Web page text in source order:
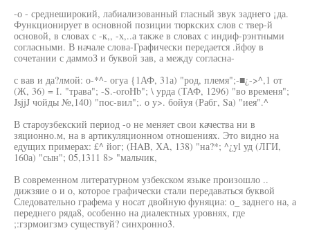
-о - среднеширокий, лабиализованный гласный звук заднего ¡да.
Функционирует в основной позиции тюркских слов с твер-й
основой, в словах с -к,, -х,..а также в словах с индиф-рэнтными
согласными. В начале слова-Графически передается .йфоу в
сочетании с даммоЗ и буквой зав, а между согласна-
с вав и да?лмой: о-*^- огуа {1АФ, 31а) "род, племя";-■¿->^,1 от
(Ж, 36) = I. "трава"; -S.-oroHb"; \ урда (ТАФ, 1296) "во временя";
JsjjJ чойды №,140) "пос-вил";. о у>. бойуя (Рабг, Sa) "иея".^
В староузбекский период -о не меняет свои качества ни в
зяционно.м, на в артикуляционном отношениях. Это видно на
едущих примерах: £^ йог; (HAB, ХА, 138) "на?*; ^¿yl уд (ЛГИ,
160а) "сын"; 05,1311 8> "мальчик,
В современном литературном узбекском языке произошло ..
дижзяие о и о, которое графически стали передаваться буквой
Следовательно графема у носат двойную фуняциа: о_ заднего на, а
переднего ряда8, особенно на диалектных уровнях, где
;:гзрмоигзмэ существуй? синхронно3.